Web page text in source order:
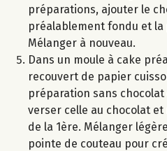
préparations, ajouter le
préalablement fondu et
Mélanger à nouveau.
Dans un moule à cake
recouvert de papier
préparation sans
verser celle au chocolat
de la 1ère. Mélanger
pointe de couteau pour